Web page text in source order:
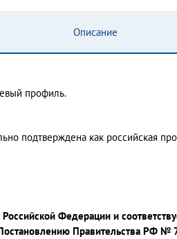
Описание
профиль.
подтверждена как
Федерации и
Правительства РФ №